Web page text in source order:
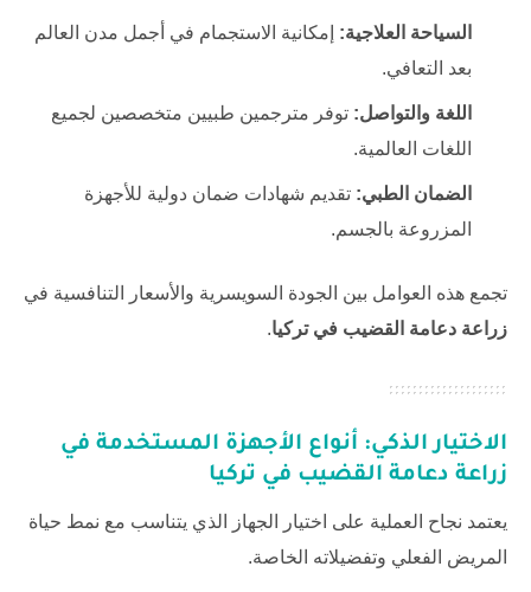
السياحة العلاجية: إمكانية الاستجمام في أجمل مدن العالم
بعد التعافي.
اللغة والتواصل: توفر مترجمين طبيين متخصصين لجميع
اللغات العالمية.
الضمان الطبي: تقديم شهادات ضمان دولية للأجهزة
المزروعة بالجسم.
تجمع هذه العوامل بين الجودة السويسرية والأسعار التنافسية في
زراعة دعامة القضيب في تركيا.
الاختيار الذكي: أنواع الأجهزة المستخدمة في
زراعة دعامة القضيب في تركيا
يعتمد نجاح العملية على اختيار الجهاز الذي يتناسب مع نمط حياة
المريض الفعلي وتفضيلاته الخاصة.